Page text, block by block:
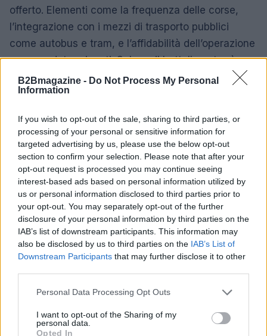
B2Bmagazine - Do Not Process My Personal
Information
If you wish to opt-out of the sale, sharing to third parties, or
processing of your personal or sensitive information for
targeted advertising by us, please use the below opt-out
section to confirm your selection. Please note that after your
opt-out request is processed you may continue seeing
interest-based ads based on personal information utilized by
us or personal information disclosed to third parties prior to
your opt-out. You may separately opt-out of the further
disclosure of your personal information by third parties on the
IAB’s list of downstream participants. This information may
also be disclosed by us to third parties on the IAB’s List of
Downstream Participants that may further disclose it to other
Please note that this website/app uses one or more Google
not limited to your visit or usage behaviour. You may click to
grant or deny consent to Google and its third-party tags to
Personal Data Processing Opt Outs
I want to opt-out of the Sharing of my
personal data.
Opted In
offerto. Elementi come la frequenza delle corse,
l’integrazione con i mezzi di trasporto pubblici
come autobus e tram, e l’affidabilità dell’operazione
saranno determinanti. Solo se il battello entrerà
nelle abitudini quotidiane dei passeggeri,
l’esperimento di Vilnius potrebbe trasformarsi in un
più elettrica e intermodale.
AUTORE
AiAdhubMedia